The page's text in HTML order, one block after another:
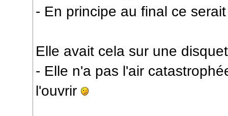
- En principe au final ce
Elle avait cela sur une
- Elle n'a pas l'air
l'ouvrir